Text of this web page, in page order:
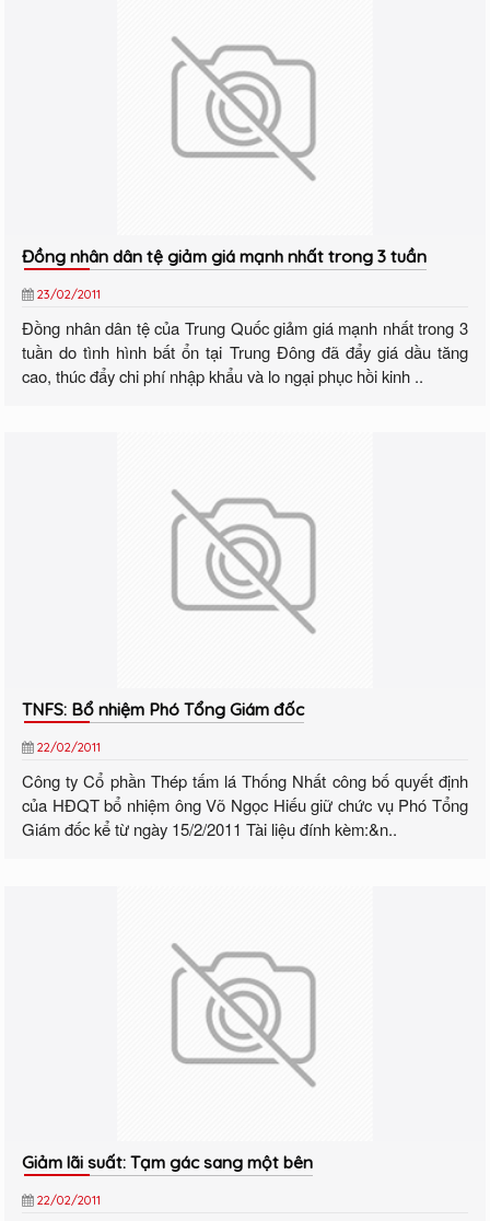
Đồng nhân dân tệ giảm giá mạnh nhất trong 3 tuần
23/02/2011
Đồng nhân dân tệ của Trung Quốc giảm giá mạnh nhất trong 3
tuần do tình hình bất ổn tại Trung Đông đã đẩy giá dầu tăng
cao, thúc đẩy chi phí nhập khẩu và lo ngại phục hồi kinh ..
TNFS: Bổ nhiệm Phó Tổng Giám đốc
22/02/2011
Công ty Cổ phần Thép tấm lá Thống Nhất công bố quyết định
của HĐQT bổ nhiệm ông Võ Ngọc Hiếu giữ chức vụ Phó Tổng
Giám đốc kể từ ngày 15/2/2011 Tài liệu đính kèm:&n..
Giảm lãi suất: Tạm gác sang một bên
22/02/2011